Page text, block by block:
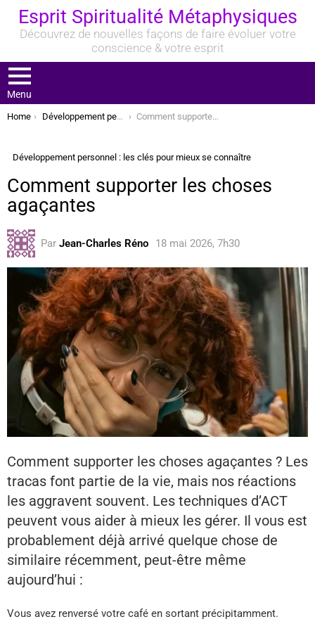
Esprit Spiritualité Métaphysiques
Découvrez de nouvelles façons de faire évoluer votre
conscience & votre esprit
Menu
You are here:
Home Développement personnel : les clés pour mieux se connaître Comment supporter les choses agaçantes
Développement personnel : les clés pour mieux se connaître
Comment supporter les choses
agaçantes
Par Jean-Charles Réno 18 mai 2026, 7h30
Comment supporter les choses agaçantes ? Les
tracas font partie de la vie, mais nos réactions
les aggravent souvent. Les techniques d’ACT
peuvent vous aider à mieux les gérer. Il vous est
probablement déjà arrivé quelque chose de
similaire récemment, peut-être même
aujourd’hui :
Vous avez renversé votre café en sortant précipitamment.